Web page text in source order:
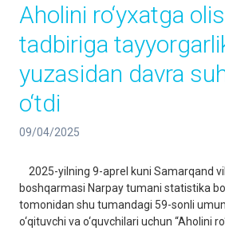
Aholini ro‘yxatga
tadbiriga
yuzasidan davra
o‘tdi
09/04/2025
2025-yilning 9-aprel kuni Samarqand
boshqarmasi Narpay tumani statistika
tomonidan shu tumandagi 59-sonli
o‘qituvchi va o‘quvchilari uchun “Aholini